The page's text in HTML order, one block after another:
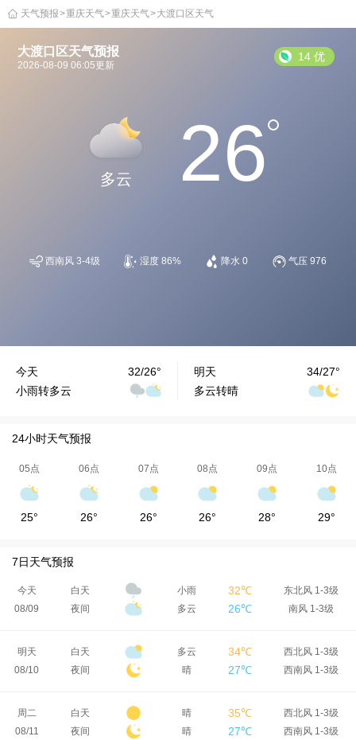
天气预报>重庆天气>重庆天气>大渡口区天气
大渡口区天气预报
2026-08-09 06:05更新
14 优
多云 26
西南风 3-4级 湿度 86% 降水 0 气压 976
今天
32/26°
小雨转多云
明天
34/27°
多云转晴
24小时天气预报
05点
25°
06点
26°
07点
26°
08点
26°
09点
28°
10点
29°
7日天气预报
今天 白天 小雨 32℃
东北风 1-3级
08/09
夜间 多云 26℃ 南风 1-3级
明天 白天 多云 34℃
西北风 1-3级
08/10
夜间 晴 27℃ 西南风 1-3级
周二 白天 晴 35℃
西北风 1-3级
08/11
夜间 晴 27℃ 西南风 1-3级